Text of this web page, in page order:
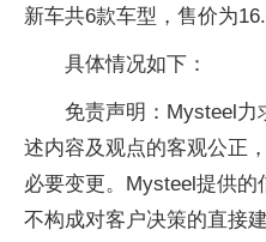
新车共6款车型，售价为
具体情况如下：
免责声明：Mysteel力
述内容及观点的客观公正
必要变更。Mysteel提供
不构成对客户决策的直接